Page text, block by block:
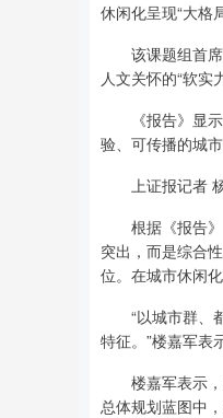
休闲化呈现“大格
该课题组首席
人文关怀的“软实
《报告》显示
验、可传播的城
上证报记者
根据《报告》
突出，而是综合
位。在城市休闲
“以城市群、都
特征。”楼嘉军表
楼嘉军表示，
总体规划蓝图中